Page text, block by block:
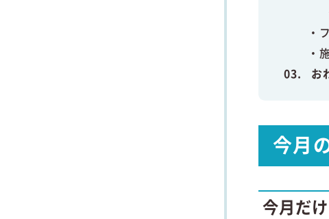
お
今月
今月だ